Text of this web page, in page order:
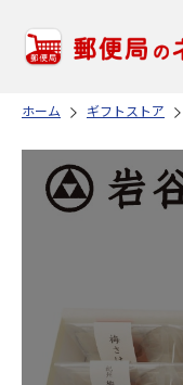
ホーム ギフトストア